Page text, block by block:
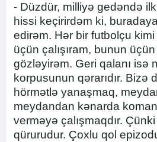
- Düzdür, milliyə gedəndə
hissi keçirirdəm ki,
edirəm. Hər bir futbolçu
üçün çalışıram, bunun
gözləyirəm. Geri qalanı isə
korpusunun qərarıdır. Bizə
hörmətlə yanaşmaq,
meydandan kənarda
verməyə çalışmaqdır. Çünki
qürurudur. Çoxlu qol